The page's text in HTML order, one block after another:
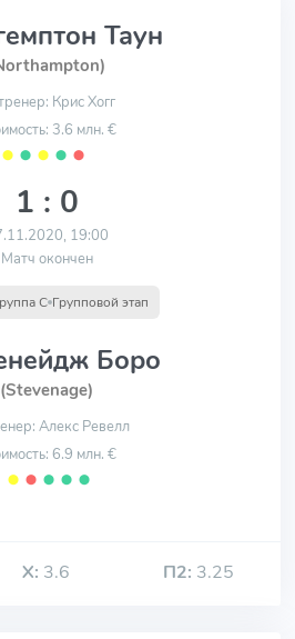
Таун
Крис Хогг
3.6 млн. €
⬤ ⬤ ⬤ ⬤ ⬤
1 : 0
19:00
Матч окончен
C Групповой этап
Боро
(Stevenage)
Алекс Ревелл
6.9 млн. €
⬤ ⬤ ⬤ ⬤ ⬤
Х: 3.6 П2: 3.25